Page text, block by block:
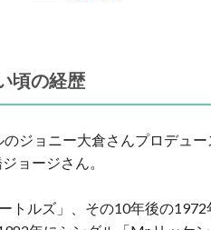
頃の経歴
ジョニー大倉さんプロデュー
ョージさん。
トルズ」、その10年後の